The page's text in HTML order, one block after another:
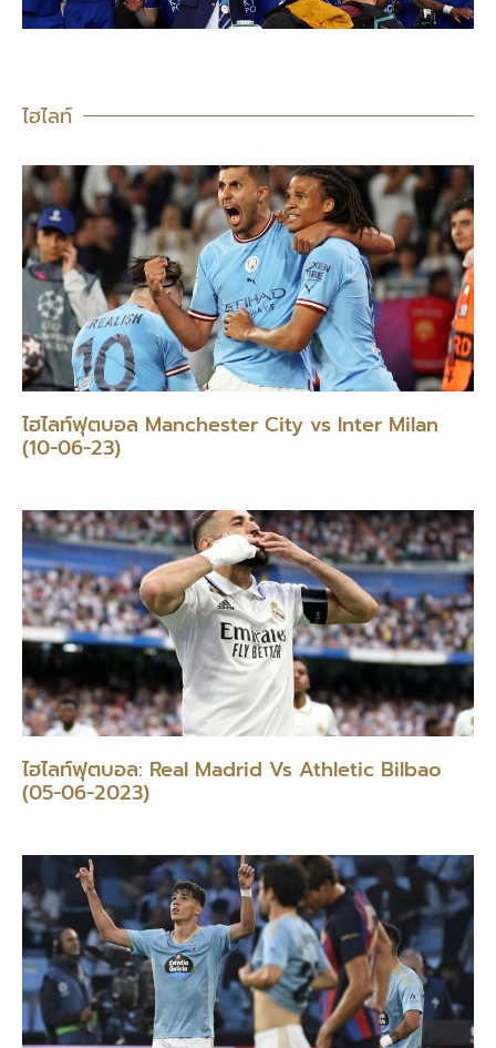
ไฮไลท์
ไฮไลท์ฟุตบอล Manchester City vs Inter Milan
(10-06-23)
ไฮไลท์ฟุตบอล: Real Madrid Vs Athletic Bilbao
(05-06-2023)